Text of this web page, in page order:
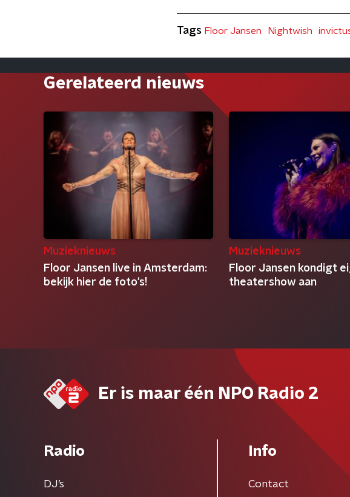
Tags Floor Jansen Nightwish
Gerelateerd nieuws
Muzieknieuws
Floor Jansen live in Amsterdam:
bekijk hier de foto's!
Muzieknieuws
Floor Jansen kondigt
theatershow aan
Er is maar één NPO Radio 2
Radio
DJ’s
Info
Contact